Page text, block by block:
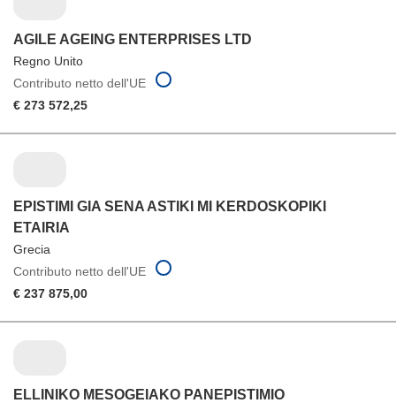
AGILE AGEING ENTERPRISES LTD
Regno Unito
Contributo netto dell'UE
€ 273 572,25
EPISTIMI GIA SENA ASTIKI MI KERDOSKOPIKI
ETAIRIA
Grecia
Contributo netto dell'UE
€ 237 875,00
ELLINIKO MESOGEIAKO PANEPISTIMIO